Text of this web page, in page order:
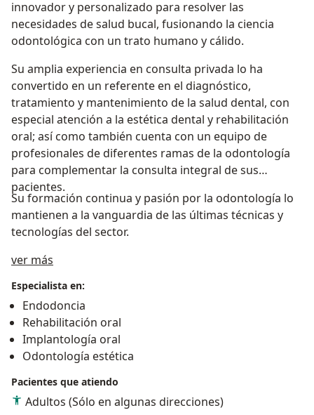
innovador y personalizado para resolver las
necesidades de salud bucal, fusionando la ciencia
odontológica con un trato humano y cálido.
Su amplia experiencia en consulta privada lo ha
convertido en un referente en el diagnóstico,
tratamiento y mantenimiento de la salud dental, con
especial atención a la estética dental y rehabilitación
oral; así como también cuenta con un equipo de
profesionales de diferentes ramas de la odontología
para complementar la consulta integral de sus
pacientes.
Su formación continua y pasión por la odontología lo
mantienen a la vanguardia de las últimas técnicas y
tecnologías del sector.
ver más
Especialista en:
Endodoncia
Rehabilitación oral
Implantología oral
Odontología estética
Pacientes que atiendo
Adultos (Sólo en algunas direcciones)